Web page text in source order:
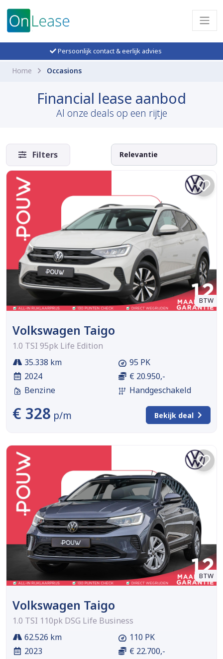
Persoonlijk contact & eerlijk advies
Home Occasions
Financial lease aanbod
Al onze deals op een rijtje
Filters
BTW
Volkswagen Taigo
1.0 TSI 95pk Life Edition
35.338 km
2024
Benzine
95 PK
€ 20.950,-
Handgeschakeld
€ 328 p/m Bekijk deal
BTW
Volkswagen Taigo
1.0 TSI 110pk DSG Life Business
62.526 km
2023
110 PK
€ 22.700,-